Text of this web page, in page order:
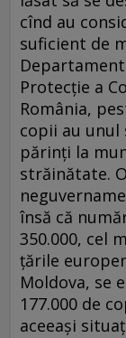
cînd au
suficient de
Protecţie a
România,
copii au unul
părinţi la
străinătate.
însă că
350.000, cel
ţările
Moldova, se
177.000 de
aceeaşi